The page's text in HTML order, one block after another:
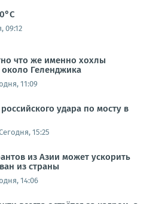
09:12
что же именно хохлы
Геленджика
11:09
удара по мосту в
15:25
из Азии может ускорить
из страны
14:06